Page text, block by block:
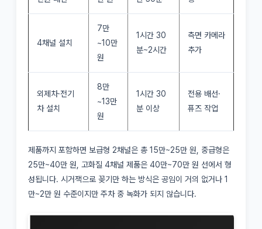
4채널 설치
7만
~10만
원
1시간 30
분~2시간
측면 카메라
추가
외제차·전기
차 설치
8만
~13만
원
1시간 30
분 이상
전용 배선·
퓨즈 작업
제품까지 포함하면 보급형 2채널은 총 15만~25만 원, 중급형은
25만~40만 원, 고화질 4채널 제품은 40만~70만 원 선에서 형
성됩니다. 시거잭으로 꽂기만 하는 방식은 공임이 거의 없거나 1
만~2만 원 수준이지만 주차 중 녹화가 되지 않습니다.